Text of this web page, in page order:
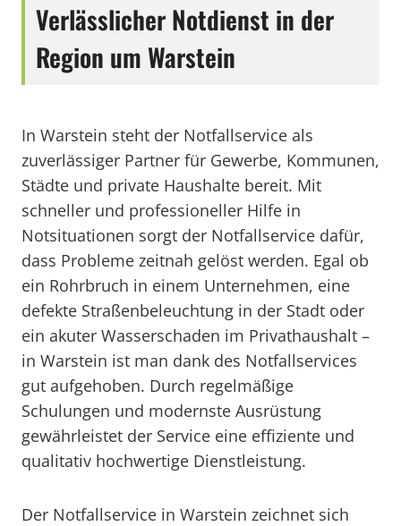
Verlässlicher Notdienst in der
Region um Warstein
In Warstein steht der Notfallservice als
zuverlässiger Partner für Gewerbe, Kommunen,
Städte und private Haushalte bereit. Mit
schneller und professioneller Hilfe in
Notsituationen sorgt der Notfallservice dafür,
dass Probleme zeitnah gelöst werden. Egal ob
ein Rohrbruch in einem Unternehmen, eine
defekte Straßenbeleuchtung in der Stadt oder
ein akuter Wasserschaden im Privathaushalt –
in Warstein ist man dank des Notfallservices
gut aufgehoben. Durch regelmäßige
Schulungen und modernste Ausrüstung
gewährleistet der Service eine effiziente und
qualitativ hochwertige Dienstleistung.
Der Notfallservice in Warstein zeichnet sich